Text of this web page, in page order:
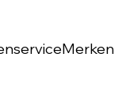
Merken